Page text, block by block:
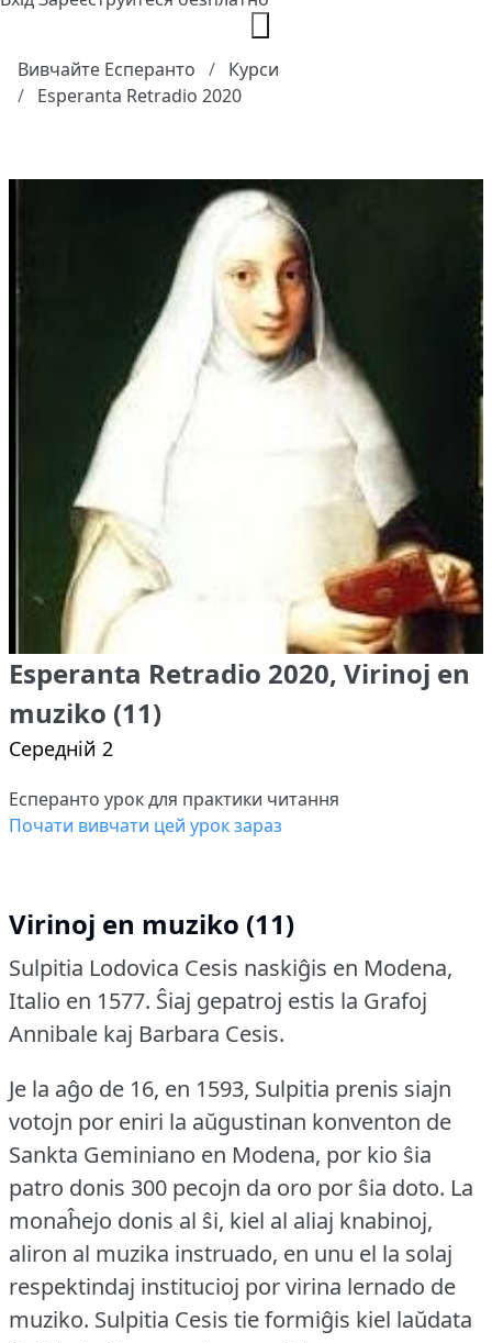
Вивчайте Есперанто
Курси
Esperanta Retradio 2020
Esperanta Retradio 2020, Virinoj en
muziko (11)
Середній 2
Есперанто урок для практики читання
Почати вивчати цей урок зараз
Virinoj en muziko (11)
Sulpitia Lodovica Cesis naskiĝis en Modena,
Italio en 1577. Ŝiaj gepatroj estis la Grafoj
Annibale kaj Barbara Cesis.
Je la aĝo de 16, en 1593, Sulpitia prenis siajn
votojn por eniri la aŭgustinan konventon de
Sankta Geminiano en Modena, por kio ŝia
patro donis 300 pecojn da oro por ŝia doto. La
monaĥejo donis al ŝi, kiel al aliaj knabinoj,
aliron al muzika instruado, en unu el la solaj
respektindaj institucioj por virina lernado de
muziko. Sulpitia Cesis tie formiĝis kiel laŭdata